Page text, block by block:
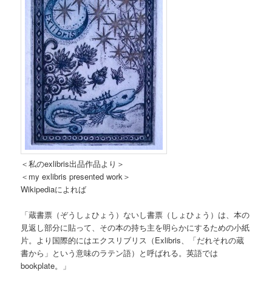
＜私のexlibris出品作品より＞
＜my exlibris presented work＞
Wikipediaによれば
「蔵書票（ぞうしょひょう）ないし書票（しょひょう）は、本の
見返し部分に貼って、その本の持ち主を明らかにするための小紙
片。より国際的にはエクスリブリス（Exlibris、「だれそれの蔵
書から」という意味のラテン語）と呼ばれる。英語では
bookplate。」